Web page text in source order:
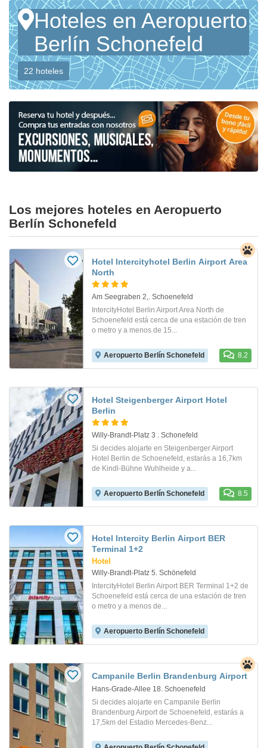
Hoteles en Aeropuerto
Berlín Schonefeld
22 hoteles
Los mejores hoteles en Aeropuerto
Berlín Schonefeld
Hotel Intercityhotel Berlin Airport Area
North
Am Seegraben 2,. Schoenefeld
IntercityHotel Berlin Airport Area North de
Schoenefeld está cerca de una estación de tren
o metro y a menos de 15...
Aeropuerto Berlín Schonefeld 8.2
Hotel Steigenberger Airport Hotel
Berlin
Willy-Brandt-Platz 3 . Schonefeld
Si decides alojarte en Steigenberger Airport
Hotel Berlin de Schoenefeld, estarás a 16,7km
de Kindl-Bühne Wuhlheide y a...
Aeropuerto Berlín Schonefeld 8.5
Hotel Intercity Berlin Airport BER
Terminal 1+2
Hotel
Willy-Brandt-Platz 5. Schönefeld
IntercityHotel Berlin Airport BER Terminal 1+2 de
Schoenefeld está cerca de una estación de tren
o metro y a menos de...
Aeropuerto Berlín Schonefeld
Campanile Berlin Brandenburg Airport
Hans-Grade-Allee 18. Schoenefeld
Si decides alojarte en Campanile Berlin
Brandenburg Airport de Schoenefeld, estarás a
17,5km del Estadio Mercedes-Benz...